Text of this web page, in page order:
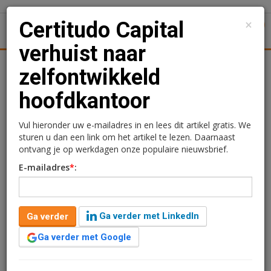
Juridisch | Fiscaal Transacties
Certitudo Capital verhuist
naar zelfontwikkeld
hoofdkantoor
Vastgoedontwikkelaar Certitudo Capital is verhuisd van
de Hambakenwetering 8c naar de Hambakenwetering
8e in ‘s-Hertogenbosch. Het bedrijf neemt intrek in een
×
Certitudo Capital
verhuist naar
zelfontwikkeld
hoofdkantoor
Vul hieronder uw e-mailadres in en lees dit artikel gratis. We
sturen u dan een link om het artikel te lezen. Daarnaast
ontvang je op werkdagen onze populaire nieuwsbrief.
E-mailadres*:
Ga verder
Ga verder met LinkedIn
Ga verder met Google